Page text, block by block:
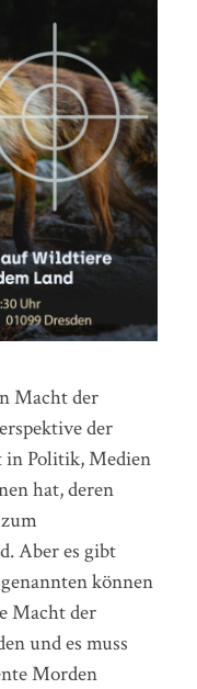
Macht der
der
in Politik, Medien
hat, deren
Aber es gibt
können
Macht der
und es muss
Morden